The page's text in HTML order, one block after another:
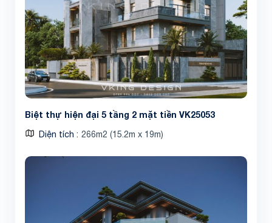
Biệt thự hiện đại 5 tầng 2 mặt tiền VK25053
Diện tích 266m2 (15.2m x 19m)